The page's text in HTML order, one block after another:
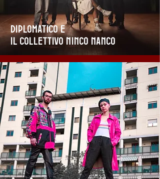
Diplomatico e
il Collettivo Ninco Nanco